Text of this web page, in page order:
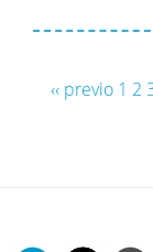
‹‹ previo 1 2